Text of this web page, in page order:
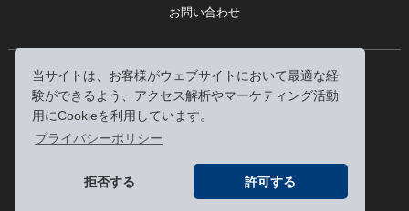
当サイトは、お客様がウェブサイトにおいて最適な経
験ができるよう、アクセス解析やマーケティング活動
用にCookieを利用しています。
プライバシーポリシー
拒否する 許可する
お問い合わせ
© RRJ Inc.
（kikubon/キクボン/きく本/きくほん/キクホン）は
株式会社RRJの登録商標です。